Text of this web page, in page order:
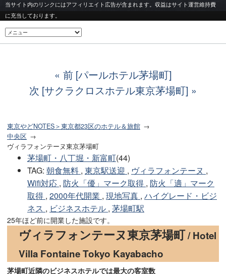
当サイト内のリンクにはアフィリエイト広告が含まれます。収益はサイト運営維持費
に充当しております。
前 [パールホテル茅場町]
次 [サクラクロスホテル東京茅場町]
東京やどNOTES＞東京都23区のホテル＆旅館
中央区
ヴィラフォンテーヌ東京茅場町
茅場町・八丁堀・新富町(44)
TAG: 朝食無料 , 東京駅送迎 , ヴィラフォンテーヌ ,
Wifi対応 , 防火「優」マーク取得 , 防火「適」マーク
取得 , 2000年代開業 , 現地写真 , ハイグレード・ビジ
ネス , ビジネスホテル , 茅場町駅
25年ほど前に開業した施設です。
ヴィラフォンテーヌ東京茅場町/ Hotel
Villa Fontaine Tokyo Kayabacho
茅場町近隣のビジネスホテルでは最大の客室数